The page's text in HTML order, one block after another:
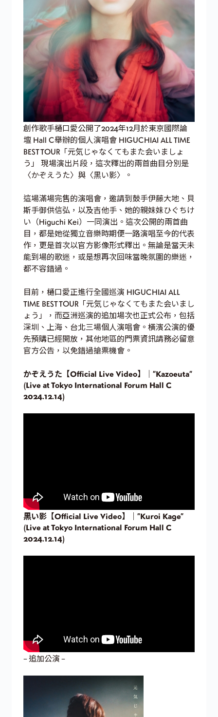
創作歌手樋口愛公開了2024年12月於東京國際論
壇 Hall C舉辦的個人演唱會 HIGUCHIAI ALL TIME
BEST TOUR「元気じゃなくてもまた会いましょ
う」 現場演出片段，這次釋出的兩首曲目分別是
〈かぞえうた〉與〈黒い影〉。
這場滿場完售的演唱會，邀請到鼓手伊藤大地、貝
斯手御供信弘，以及吉他手、她的親妹妹ひぐちけ
い（Higuchi Kei）一同演出。這次公開的兩首曲
目，都是她從獨立音樂時期便一路演唱至今的代表
作，更是首次以官方影像形式釋出。無論是當天未
能到場的歌迷，或是想再次回味當晚氛圍的樂迷，
都不容錯過。
目前，樋口愛正進行全國巡演 HIGUCHIAI ALL
TIME BEST TOUR「元気じゃなくてもまた会いまし
ょう」，而亞洲巡演的追加場次也正式公布，包括
深圳、上海、台北三場個人演唱會。橫濱公演的優
先預購已經開放，其他地區的門票資訊請務必留意
官方公告，以免錯過搶票機會。
かぞえうた【Official Live Video】｜”Kazoeuta”
(Live at Tokyo International Forum Hall C
2024.12.14)
黒い影【Official Live Video】｜”Kuroi Kage”
(Live at Tokyo International Forum Hall C
2024.12.14)
– 追加公演 –